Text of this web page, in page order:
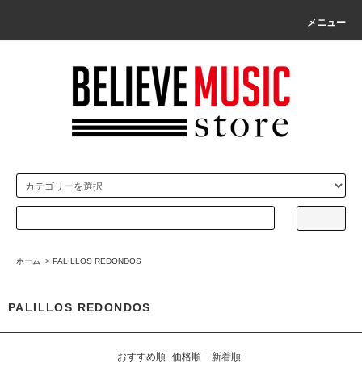
メニュー
ホーム > PALILLOS REDONDOS
PALILLOS REDONDOS
おすすめ順 価格順 新着順